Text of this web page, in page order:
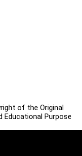
of the Original
Educational Purpose